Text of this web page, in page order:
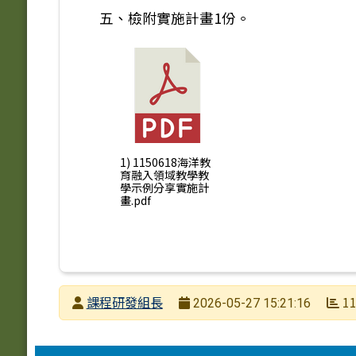
五、檢附實施計畫1份。
1) 1150618海洋教
育融入領域教學教
學示例分享實施計
畫.pdf
發布者課程研發組長
2026-05-27 15:21:16